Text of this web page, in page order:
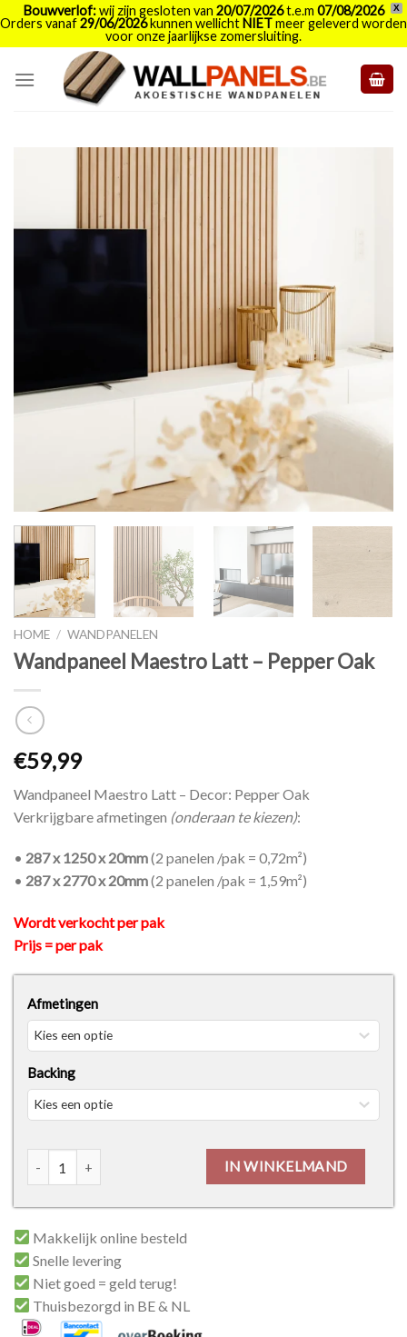
X
Bouwverlof:wij zijn gesloten van 20/07/2026t.e.m 07/08/2026
Orders vanaf29/06/2026kunnen wellichtNIETmeer geleverd worden
voor onze jaarlijkse zomersluiting.
HOME / WANDPANELEN
Wandpaneel Maestro Latt – Pepper Oak
€59,99
Wandpaneel Maestro Latt – Decor: Pepper Oak
Verkrijgbare afmetingen (onderaan te kiezen):
• 287 x 1250 x 20mm(2 panelen /pak = 0,72m²)
• 287 x 2770 x 20mm(2 panelen /pak = 1,59m²)
Wordt verkocht per pak
Prijs = per pak
Afmetingen
Backing
IN WINKELMAND
Wandpaneel Maestro Latt - Pepper Oak aantal
Makkelijk online besteld
Snelle levering
Niet goed = geld terug!
Thuisbezorgd in BE & NL